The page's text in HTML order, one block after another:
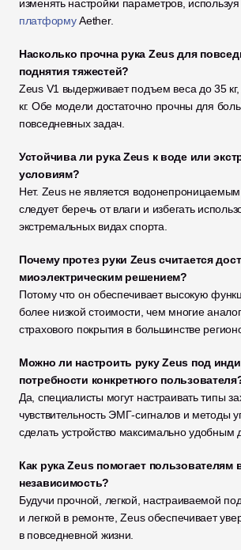
изменять настройки параметров, используя
платформу Aether.
Насколько прочна рука Zeus для
поднятия тяжестей?
Zeus V1 выдерживает подъем веса до 35
кг. Обе модели достаточно прочны для
повседневных задач.
Устойчива ли рука Zeus к воде или
условиям?
Нет. Zeus не является
следует беречь от влаги и избегать
экстремальных видах спорта.
Почему протез руки Zeus считается
миоэлектрическим решением?
Потому что он обеспечивает высокую
более низкой стоимости, чем многие
страхового покрытия в большинстве
Можно ли настроить руку Zeus под
потребности конкретного
Да, специалисты могут настраивать типы
чувствительность ЭМГ-сигналов и методы
сделать устройство максимально удобным
Как рука Zeus помогает пользователям
независимость?
Будучи прочной, легкой, настраиваемой
и легкой в ремонте, Zeus обеспечивает
в повседневной жизни.